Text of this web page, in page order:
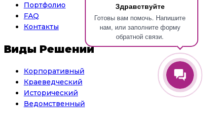
Здравствуйте
Готовы вам помочь. Напишите
нам, или заполните форму
обратной связи.
Портфолио
FAQ
Контакты
Виды Решений
Корпоративный
Краеведческий
Исторический
Ведомственный